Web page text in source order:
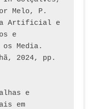
Melo, P.
Artificial e
e
os Media.
2024, pp.
e
em